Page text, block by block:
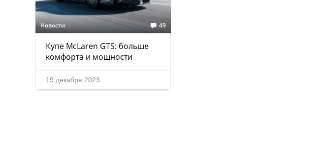
Новости 49
Купе McLaren GTS: больше
комфорта и мощности
19 декабря 2023